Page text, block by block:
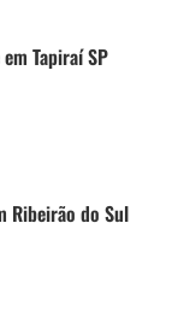
Tapiraí SP
Ribeirão do Sul